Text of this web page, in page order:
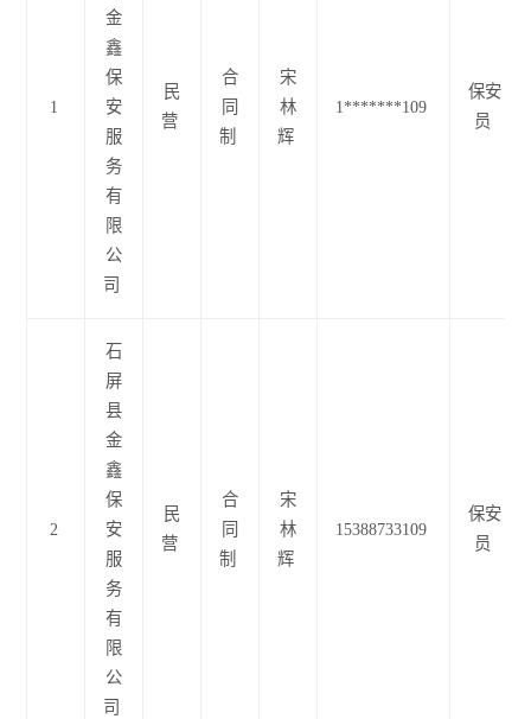
1
金
鑫
保
安
服
务
有
限
公
司
民
营
合
同
制
宋
林
辉
1*******109
保安
员
2
石
屏
县
金
鑫
保
安
服
务
有
限
公
司
民
营
合
同
制
宋
林
辉
15388733109
保安
员